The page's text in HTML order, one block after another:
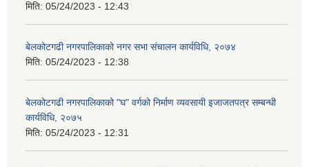
मिति: 05/24/2023 - 12:43
बेलकोटगढी नगरपालिकाको नगर सभा संचालन कार्यविधि, २०७४
मिति: 05/24/2023 - 12:38
बेलकोटगढी नगरपालिकाको "घ" वर्गको निर्माण व्यवसायी इजाजतपत्र सम्बन्धी
कार्यविधि, २०७५
मिति: 05/24/2023 - 12:31